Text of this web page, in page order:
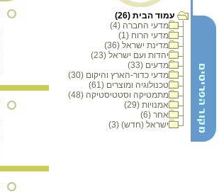
עמוד הבית (26)
מדעי החברה (4)
מדעי הרוח (1)
מדינת ישראל (36)
יהדות ועם ישראל (23)
מדעים (33)
מדעי כדור-הארץ והיקום (30)
טכנולוגיה ומוצרים (61)
מתמטיקה וסטטיסטיקה (48)
אמנויות (29)
אחר (6)
ישראל (חדש) (3)